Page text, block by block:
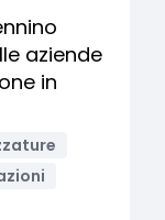
aziende
in